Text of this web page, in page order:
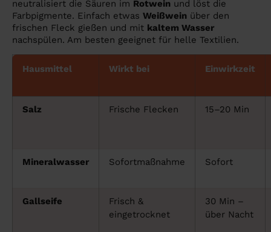
neutralisiert die Säuren im Rotwein und löst die
Farbpigmente. Einfach etwas Weißwein über den
frischen Fleck gießen und mit kaltem Wasser
nachspülen. Am besten geeignet für helle Textilien.
Hausmittel Wirkt bei Einwirkzeit
Salz Frische Flecken 15–20 Min
Mineralwasser Sofortmaßnahme Sofort
Gallseife
Frisch &
eingetrocknet
30 Min –
über Nacht